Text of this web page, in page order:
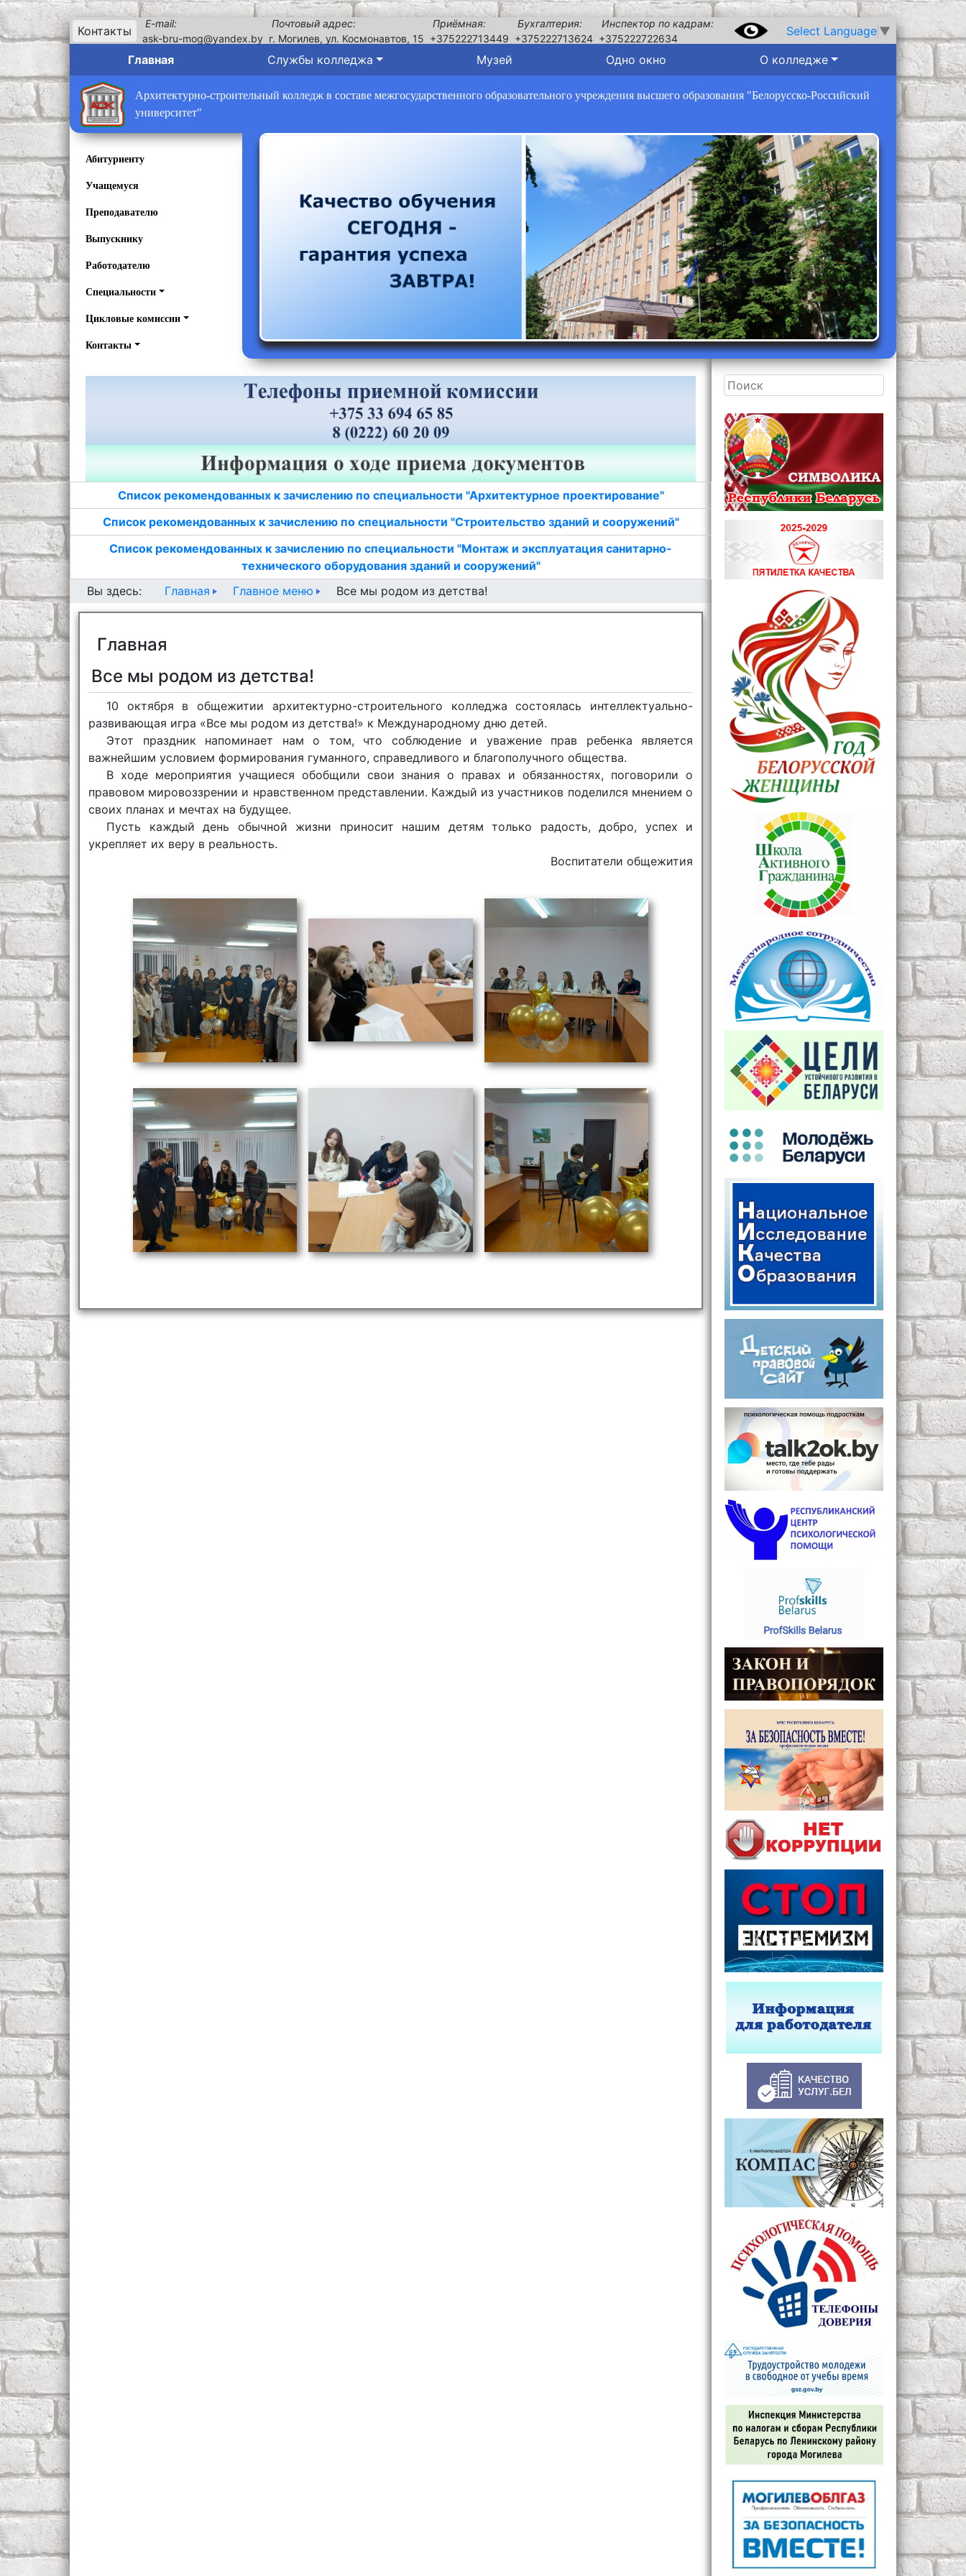
Контакты
E-mail:
ask-bru-mog@yandex.by
Почтовый адрес:
г. Могилев, ул. Космонавтов, 15
Приёмная:
+375222713449
Бухгалтерия:
+375222713624
Инспектор по кадрам:
+375222722634
Select Language ▼
Главная Службы колледжа Музей Одно окно О колледже
Архитектурно-строительный колледж в составе межгосударственного образовательного учреждения высшего образования "Белорусско-Российский
университет"
Абитуриенту
Учащемуся
Преподавателю
Выпускнику
Работодателю
Специальности
Цикловые комиссии
Контакты
Список рекомендованных к зачислению по специальности "Архитектурное проектирование"
Список рекомендованных к зачислению по специальности "Строительство зданий и сооружений"
Список рекомендованных к зачислению по специальности "Монтаж и эксплуатация санитарно-
технического оборудования зданий и сооружений"
Вы здесь:
Главная Главное меню Все мы родом из детства!
Главная
Все мы родом из детства!
10 октября в общежитии архитектурно-строительного колледжа состоялась интеллектуально-
развивающая игра «Все мы родом из детства!» к Международному дню детей.
Этот праздник напоминает нам о том, что соблюдение и уважение прав ребенка является
важнейшим условием формирования гуманного, справедливого и благополучного общества.
В ходе мероприятия учащиеся обобщили свои знания о правах и обязанностях, поговорили о
правовом мировоззрении и нравственном представлении. Каждый из участников поделился мнением о
своих планах и мечтах на будущее.
Пусть каждый день обычной жизни приносит нашим детям только радость, добро, успех и
укрепляет их веру в реальность.
Воспитатели общежития